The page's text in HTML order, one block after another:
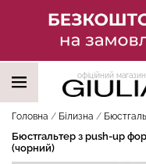
офіційний магазин
Головна Білизна
Бюстгальтер з push-up
(чорний)
НАШІ ТРЕНДОВІ